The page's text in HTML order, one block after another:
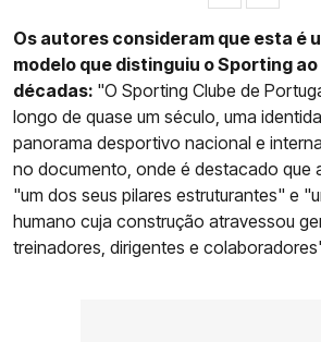
Os autores consideram que esta é
modelo que distinguiu o Sporting
décadas: "O Sporting Clube de
longo de quase um século, uma
panorama desportivo nacional e
no documento, onde é destacado que
"um dos seus pilares estruturantes" e
humano cuja construção atravessou
treinadores, dirigentes e